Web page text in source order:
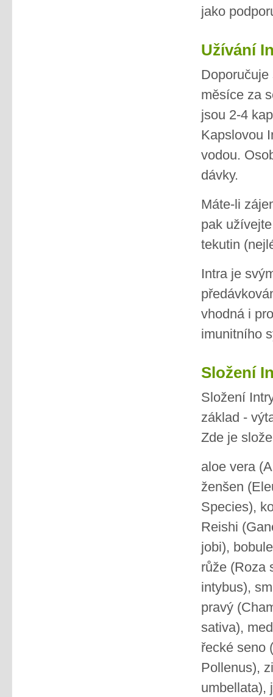
jako
Užívání
měsíce za
jsou 2-4
Kapslovou
vodou.
dávky.
Máte-li
pak
tekutin
Intra je
vhodná i
imunitního
Složení
Složení
základ -
Zde je
aloe vera
ženšen
Species),
Reishi
jobi),
růže (Roza
intybus),
pravý
sativa),
řecké seno
Pollenus),
umbellata),